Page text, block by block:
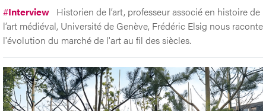
#Interview Historien de l’art, professeur associé en histoire de
l’art médiéval, Université de Genève, Frédéric Elsig nous raconte
l'évolution du marché de l'art au fil des siècles.